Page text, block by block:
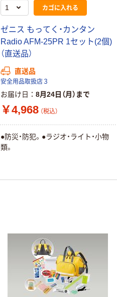
カゴに入れる
ゼニス もってく・カンタン
Radio AFM-25PR 1セット(2個)
（直送品）
直送品
安全用品取扱店３
お届け日 8月24日（月）まで
￥4,968 （税込）
●防災・防犯。●ラジオ・ライト・小物
類。